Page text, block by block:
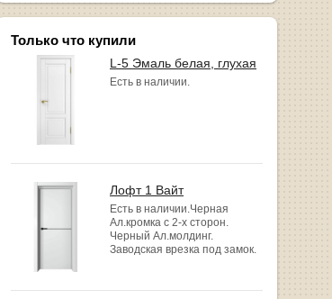
Только что купили
L-5 Эмаль белая, глухая
Есть в наличии.
Лофт 1 Вайт
Есть в наличии.Черная
Ал.кромка с 2-х сторон.
Черный Ал.молдинг.
Заводская врезка под замок.